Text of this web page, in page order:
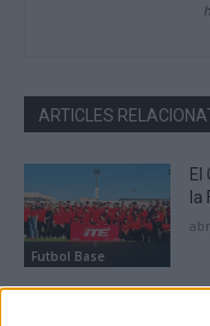
ARTICLES
Futbol Base
El
la